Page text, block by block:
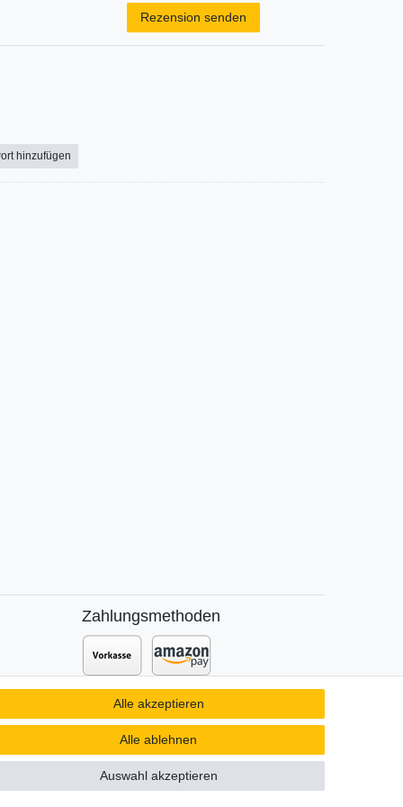
Rezension senden
hinzufügen
Zahlungsmethoden
Zusätzlich stehen SEPA
Kauf aufRechnung,Kreditkartewie
VISA oder MasterCard,
Giropayzur Verfügung.
Alle akzeptieren
Alle ablehnen
Auswahl akzeptieren